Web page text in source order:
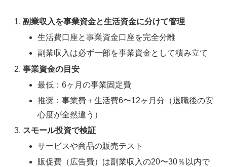
副業収入を事業資金と生活資金に分けて管理
生活費口座と事業資金口座を完全分離
副業収入は必ず一部を事業資金として積み立て
事業資金の目安
最低：6ヶ月の事業固定費
推奨：事業費＋生活費6〜12ヶ月分（退職後の安
心度が全然違う）
スモール投資で検証
サービスや商品の販売テスト
販促費（広告費）は副業収入の20〜30％以内で